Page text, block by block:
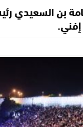
بن السعيدي
إفني.